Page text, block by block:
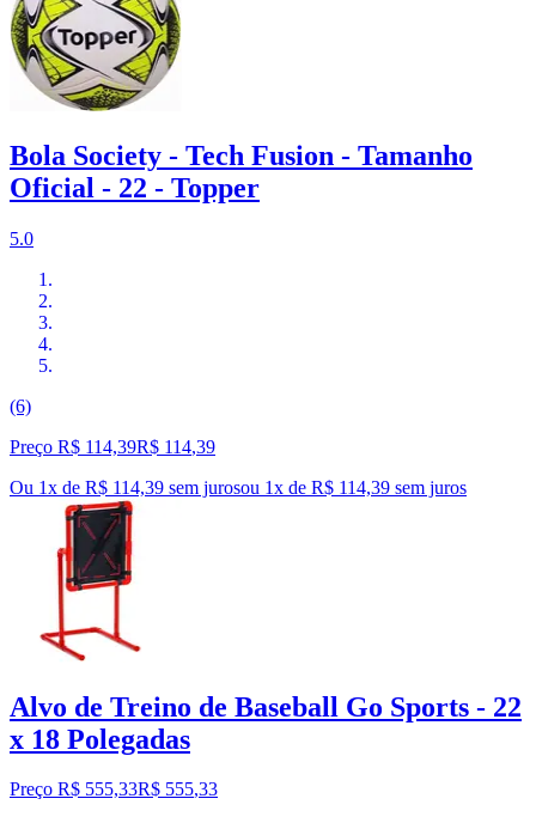
Bola Society - Tech Fusion - Tamanho
Oficial - 22 - Topper
5.0
(6)
Preço R$ 114,39R$ 114,39
Ou 1x de R$ 114,39 sem jurosou 1x de R$ 114,39 sem juros
Alvo de Treino de Baseball Go Sports - 22
x 18 Polegadas
Preço R$ 555,33R$ 555,33